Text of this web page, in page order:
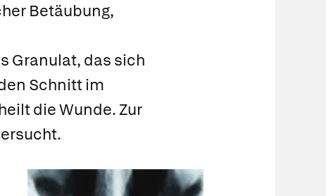
Betäubung,
Granulat, das sich
Schnitt im
die Wunde. Zur